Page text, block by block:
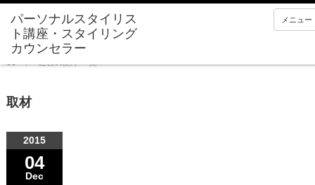
メニュー
過去の記事一覧
取材
2015
04
Dec